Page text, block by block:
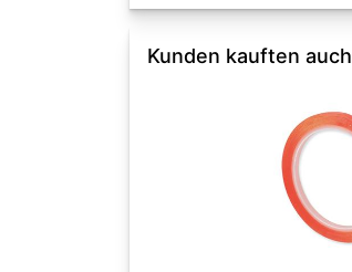
Kunden kauften auch